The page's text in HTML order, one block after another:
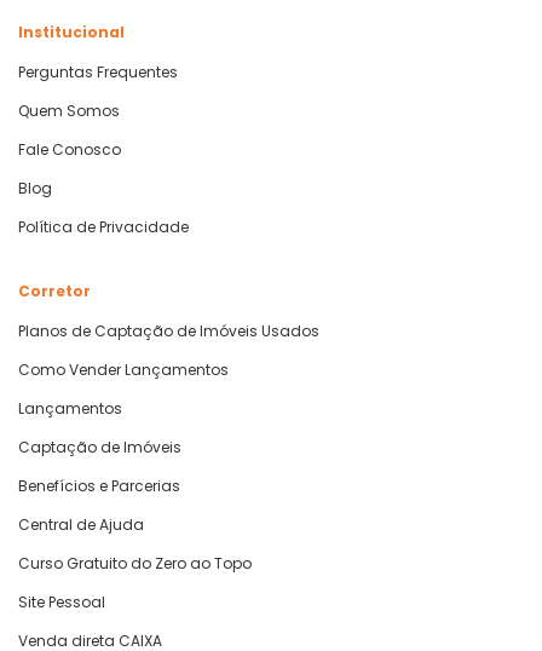
Institucional
Perguntas Frequentes
Quem Somos
Fale Conosco
Blog
Política de Privacidade
Corretor
Planos de Captação de Imóveis Usados
Como Vender Lançamentos
Lançamentos
Captação de Imóveis
Benefícios e Parcerias
Central de Ajuda
Curso Gratuito do Zero ao Topo
Site Pessoal
Venda direta CAIXA